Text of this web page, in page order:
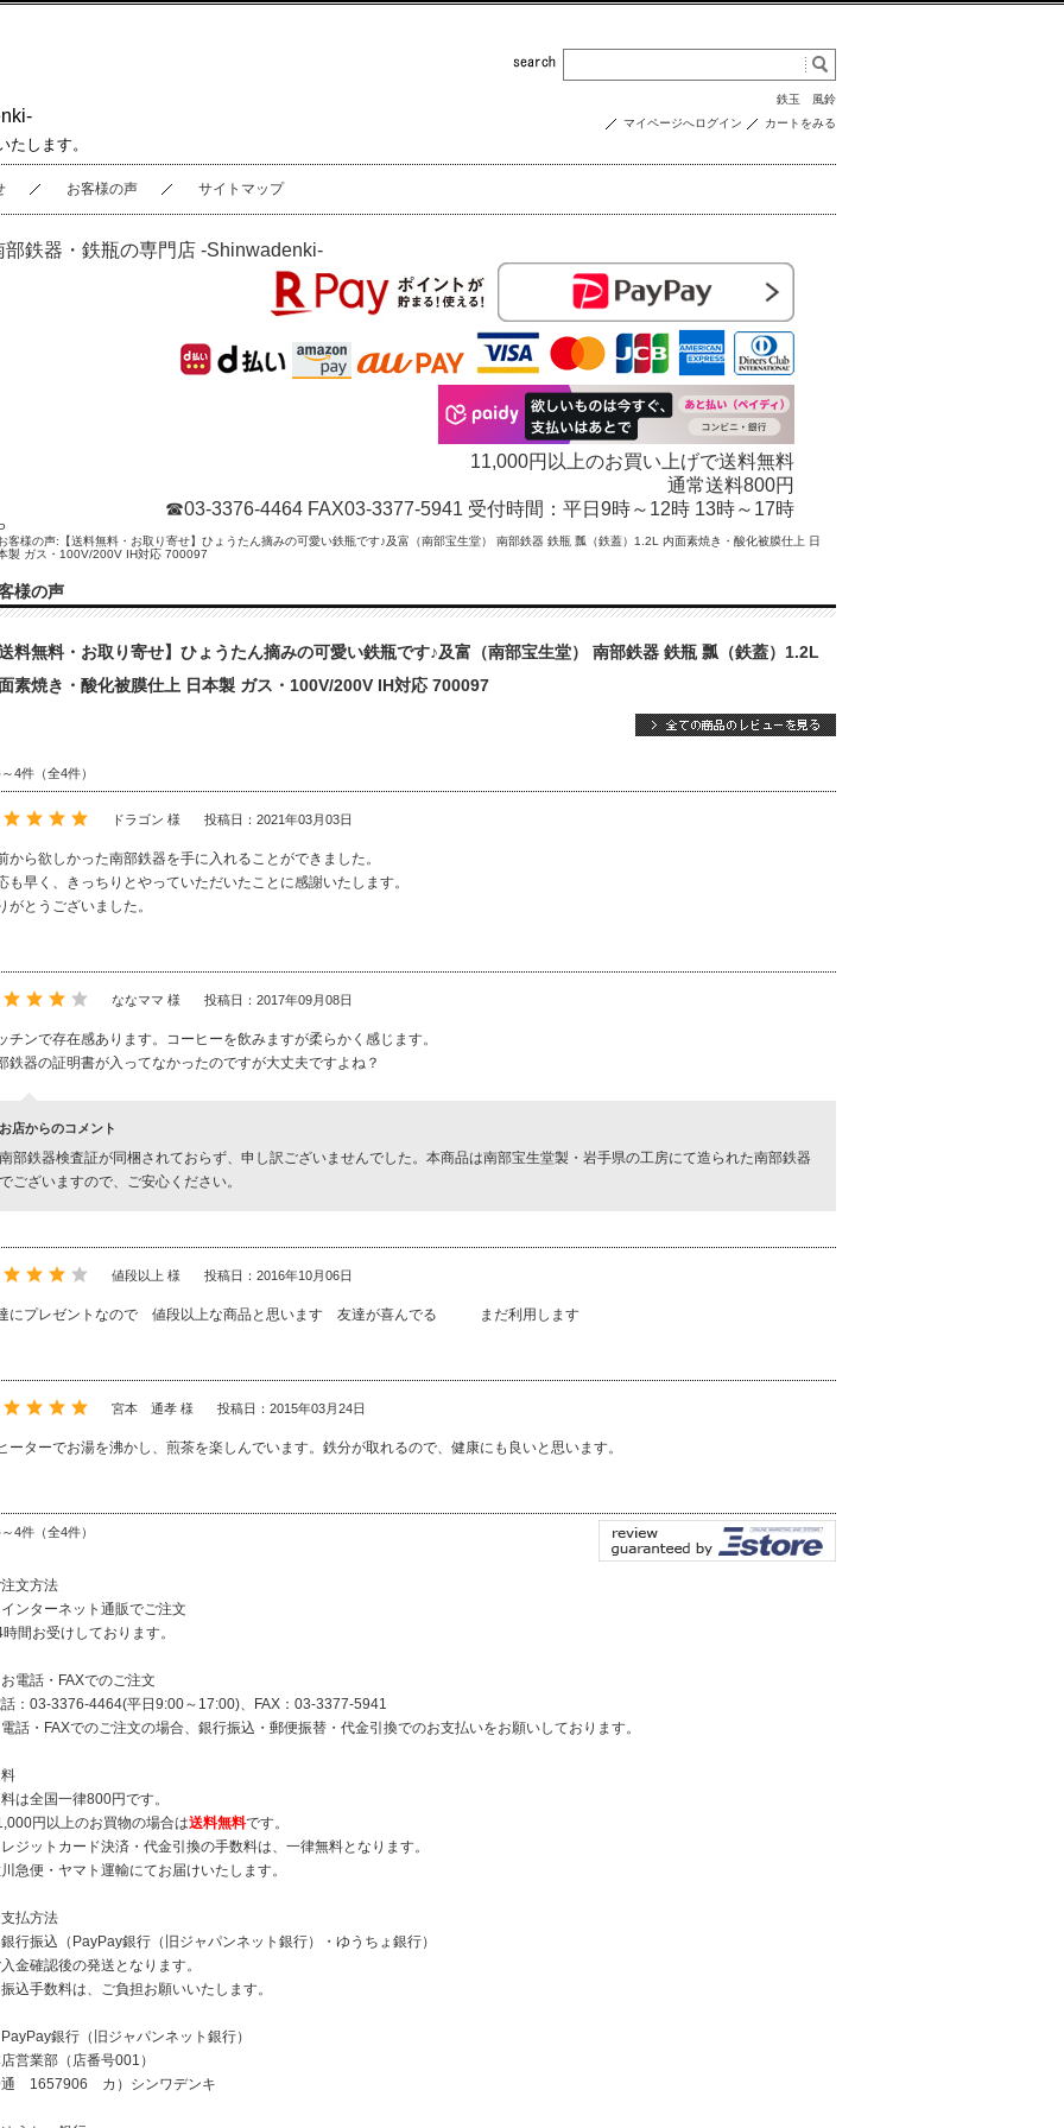
します。
鉄玉
風鈴
マイページへログイン
カートをみる
お客様の声 サイトマップ
部鉄器・鉄瓶の専門店 -Shinwadenki-
11,000円以上のお買い上げで送料無料
通常送料800円
☎03-3376-4464 FAX03-3377-5941 受付時間：平日9時～12時 13時～17時
客様の声:【送料無料・お取り寄せ】ひょうたん摘みの可愛い鉄瓶です♪及富（南部宝生堂） 南部鉄器 鉄瓶 瓢（鉄蓋）1.2L 内面素焼き・酸化被膜仕上 日
製 ガス・100V/200V IH対応 700097
様の声
料無料・お取り寄せ】ひょうたん摘みの可愛い鉄瓶です♪及富（南部宝生堂） 南部鉄器 鉄瓶 瓢（鉄蓋）1.2L
素焼き・酸化被膜仕上 日本製 ガス・100V/200V IH対応 700097
4件（全4件）
ドラゴン 様 投稿日：2021年03月03日
から欲しかった南部鉄器を手に入れることができました。
も早く、きっちりとやっていただいたことに感謝いたします。
がとうございました。
ななママ 様 投稿日：2017年09月08日
チンで存在感あります。コーヒーを飲みますが柔らかく感じます。
鉄器の証明書が入ってなかったのですが大丈夫ですよね？
お店からのコメント
南部鉄器検査証が同梱されておらず、申し訳ございませんでした。本商品は南部宝生堂製・岩手県の工房にて造られた南部鉄器
でございますので、ご安心ください。
値段以上 様 投稿日：2016年10月06日
にプレゼントなので 値段以上な商品と思います 友達が喜んでる まだ利用します
宮本 通孝 様 投稿日：2015年03月24日
ーターでお湯を沸かし、煎茶を楽しんでいます。鉄分が取れるので、健康にも良いと思います。
4件（全4件）
文方法
ンターネット通販でご注文
間お受けしております。
電話・FAXでのご注文
：03-3376-4464(平日9:00～17:00)、FAX：03-3377-5941
話・FAXでのご注文の場合、銀行振込・郵便振替・代金引換でのお支払いをお願いしております。
は全国一律800円です。
円以上のお買物の場合は送料無料です。
ジットカード決済・代金引換の手数料は、一律無料となります。
急便・ヤマト運輸にてお届けいたします。
払方法
行振込（PayPay銀行（旧ジャパンネット銀行）・ゆうちょ銀行）
金確認後の発送となります。
込手数料は、ご負担お願いいたします。
銀行（旧ジャパンネット銀行）
営業部（店番号001）
通 1657906 カ）シンワデンキ